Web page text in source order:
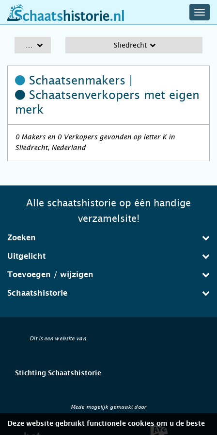
schaatshistorie.nl
Sliedrecht
Schaatsenmakers |
Schaatsenverkopers met eigen
merk
0 Makers en 0 Verkopers gevonden op letter K in
Sliedrecht, Nederland
Alle schaatshistorie op één handige
verzamelsite!
Zoeken
Uitgelicht
Toevoegen / wijzigen
Schaatshistorie
Dit is een website van
Stichting Schaatshistorie
Mede mogelijk gemaakt door
Deze website gebruikt functionele cookies om u de beste